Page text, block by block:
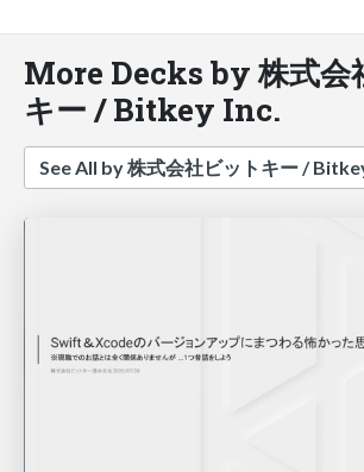
More Decks by 株式会
キー / Bitkey Inc.
See All by 株式会社ビットキー /